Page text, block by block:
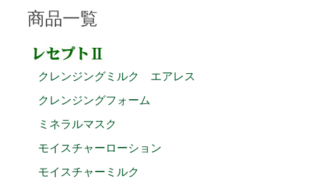
商品一覧
クレンジングミルク エアレス
クレンジングフォーム
ミネラルマスク
モイスチャーローション
モイスチャーミルク